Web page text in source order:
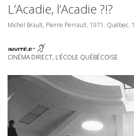
L’Acadie, l’Acadie ?!?
Michel Brault, Pierre Perrault. 1971. Québec.
CINÉMA DIRECT, L’ÉCOLE QUÉBÉCOISE